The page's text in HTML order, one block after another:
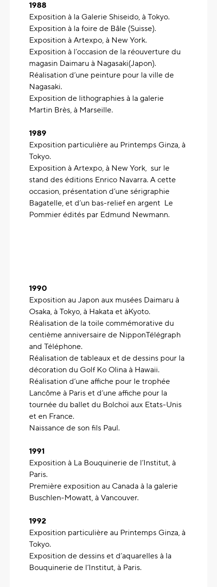
1988
Exposition à la Galerie Shiseido, à Tokyo.
Exposition à la foire de Bâle (Suisse).
Exposition à Artexpo, à New York.
Exposition à l’occasion de la réouverture du
magasin Daimaru à Nagasaki(Japon).
Réalisation d’une peinture pour la ville de
Nagasaki.
Exposition de lithographies à la galerie
Martin Brès, à Marseille.
1989
Exposition particulière au Printemps Ginza, à
Tokyo.
Exposition à Artexpo, à New York, sur le
stand des éditions Enrico Navarra. A cette
occasion, présentation d’une sérigraphie
Bagatelle, et d’un bas-relief en argent Le
Pommier édités par Edmund Newmann.
1990
Exposition au Japon aux musées Daimaru à
Osaka, à Tokyo, à Hakata et àKyoto.
Réalisation de la toile commémorative du
centième anniversaire de NipponTélégraph
and Téléphone.
Réalisation de tableaux et de dessins pour la
décoration du Golf Ko Olina à Hawaii.
Réalisation d’une affiche pour le trophée
Lancôme à Paris et d’une affiche pour la
tournée du ballet du Bolchoï aux Etats-Unis
et en France.
Naissance de son fils Paul.
1991
Exposition à La Bouquinerie de l’Institut, à
Paris.
Première exposition au Canada à la galerie
Buschlen-Mowatt, à Vancouver.
1992
Exposition particulière au Printemps Ginza, à
Tokyo.
Exposition de dessins et d’aquarelles à la
Bouquinerie de l’Institut, à Paris.